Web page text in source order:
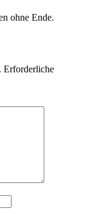
ohne Ende.
Erforderliche